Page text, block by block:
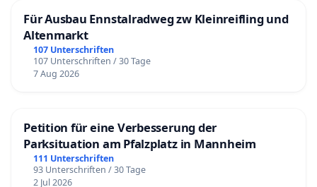
Für Ausbau Ennstalradweg zw Kleinreifling und
Altenmarkt
107 Unterschriften
107 Unterschriften / 30 Tage
7 Aug 2026
Petition für eine Verbesserung der
Parksituation am Pfalzplatz in Mannheim
111 Unterschriften
93 Unterschriften / 30 Tage
2 Jul 2026